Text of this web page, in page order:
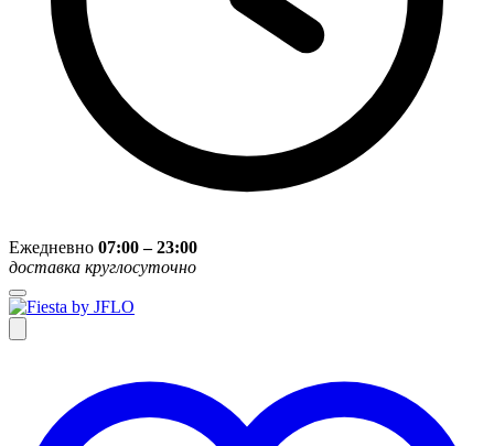
Ежедневно 07:00 – 23:00
доставка круглосуточно